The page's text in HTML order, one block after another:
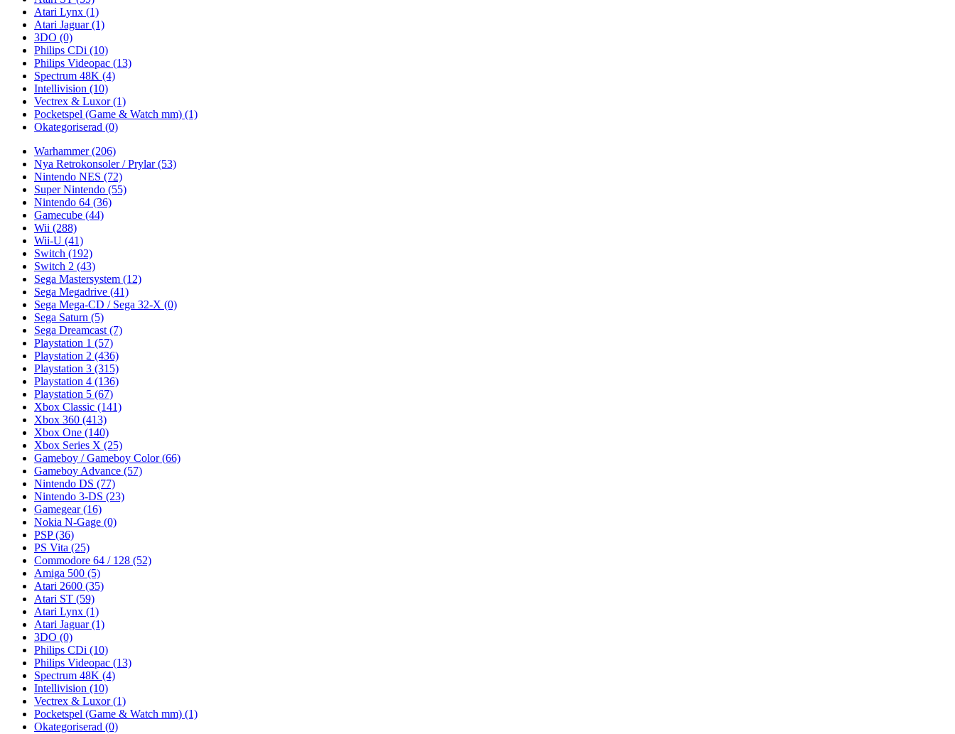
Atari Lynx (1)
Atari Jaguar(1)
3DO (0)
Philips CDi (10)
Philips Videopac (13)
Spectrum 48K (4)
Intellivision (10)
Vectrex & Luxor(1)
Pocketspel (Game & Watch mm) (1)
Okategoriserad (0)
Warhammer(206)
Nya Retrokonsoler / Prylar(53)
Nintendo NES (72)
Super Nintendo (55)
Nintendo 64 (36)
Gamecube (44)
Wii (288)
Wii-U (41)
Switch (192)
Switch 2 (43)
Sega Mastersystem (12)
Sega Megadrive (41)
Sega Mega-CD / Sega 32-X (0)
Sega Saturn (5)
Sega Dreamcast (7)
Playstation 1 (57)
Playstation 2 (436)
Playstation 3 (315)
Playstation 4 (136)
Playstation 5 (67)
Xbox Classic (141)
Xbox 360 (413)
Xbox One (140)
Xbox Series X (25)
Gameboy / Gameboy Color(66)
Gameboy Advance (57)
Nintendo DS (77)
Nintendo 3-DS (23)
Gamegear(16)
Nokia N-Gage (0)
PSP(36)
PS Vita (25)
Commodore 64 / 128 (52)
Amiga 500 (5)
Atari 2600 (35)
Atari ST (59)
Atari Lynx (1)
Atari Jaguar(1)
3DO (0)
Philips CDi (10)
Philips Videopac (13)
Spectrum 48K (4)
Intellivision (10)
Vectrex & Luxor(1)
Pocketspel (Game & Watch mm) (1)
Okategoriserad (0)